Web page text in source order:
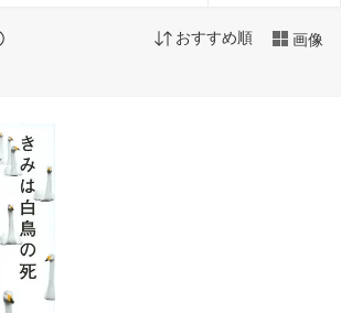
おすすめ順 画像